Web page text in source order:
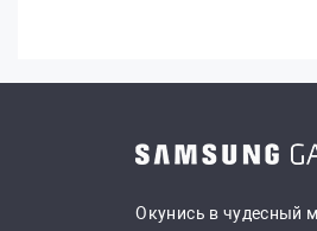
Окунись в чудесный